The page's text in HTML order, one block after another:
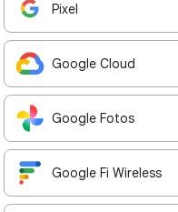
Pixel
Google Cloud
Google Fotos
Google Fi Wireless